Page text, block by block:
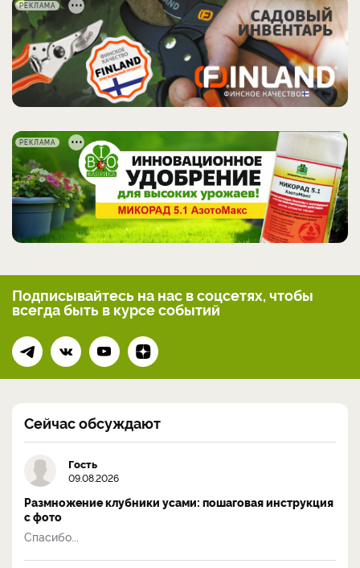
РЕКЛАМА
РЕКЛАМА
Подписывайтесь на нас в соцсетях, чтобы
всегдабыть в курсе событий
Сейчас обсуждают
Гость
09.08.2026
Размножение клубники усами: пошаговая инструкция
с фото
Спасибо...